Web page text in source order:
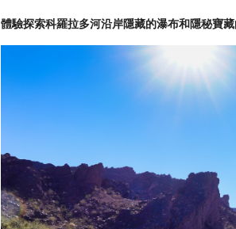
體驗探索科羅拉多河沿岸隱藏的瀑布和隱秘寶